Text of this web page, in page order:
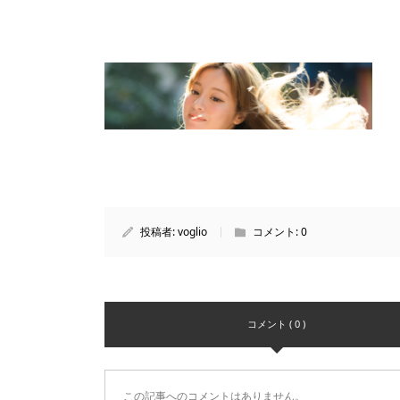
投稿者:voglio コメント:0
コメント ( 0 )
この記事へのコメントはありません。